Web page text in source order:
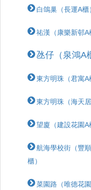
白鴿巢（長運A櫃
祐漢（康樂新邨A
氹仔（泉鴻A
東方明珠（君寓A
東方明珠（海天居
望廈（建設花園A
航海學校街（豐
櫃）
菜園路（唯德花園